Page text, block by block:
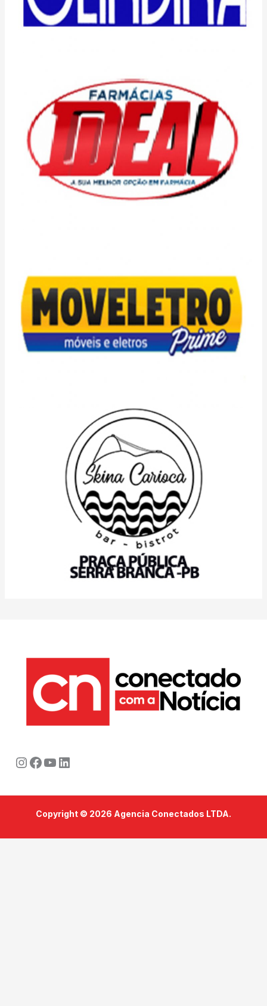
Instagram
Facebook
Youtube
LinkedIn
Copyright © 2026 Agencia Conectados LTDA.